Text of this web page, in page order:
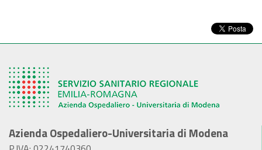
Azienda Ospedaliero-Universitaria di Modena